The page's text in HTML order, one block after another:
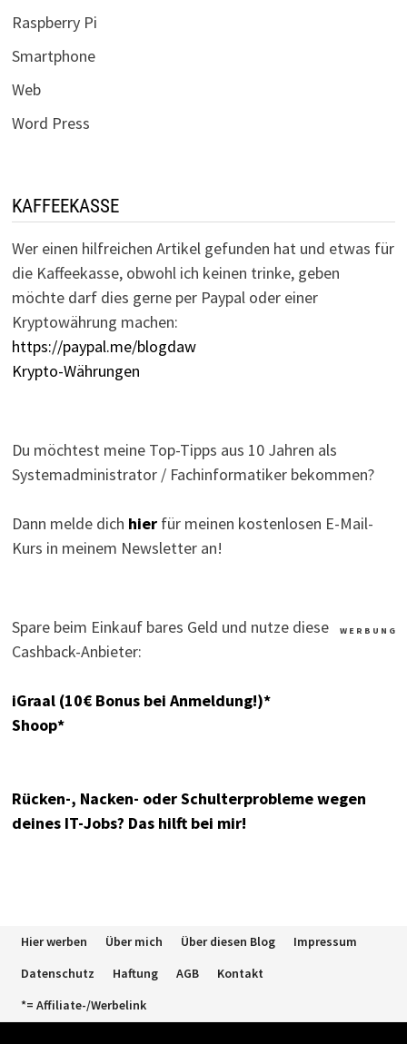
Raspberry Pi
Smartphone
Web
Word Press
KAFFEEKASSE
Wer einen hilfreichen Artikel gefunden hat und etwas für
die Kaffeekasse, obwohl ich keinen trinke, geben
möchte darf dies gerne per Paypal oder einer
Kryptowährung machen:
https://paypal.me/blogdaw
Krypto-Währungen
Du möchtest meine Top-Tipps aus 10 Jahren als
Systemadministrator / Fachinformatiker bekommen?
Dann melde dich hierfür meinen kostenlosen E-Mail-
Kurs in meinem Newsletter an!
W E R B U N G
Spare beim Einkauf bares Geld und nutze diese
Cashback-Anbieter:
iGraal (10€ Bonus bei Anmeldung!)*
Shoop*
Rücken-, Nacken- oder Schulterprobleme wegen
deines IT-Jobs? Das hilft bei mir!
Hier werben Über mich Über diesen Blog
Impressum
Datenschutz
Haftung AGB
Kontakt
*= Affiliate-/Werbelink